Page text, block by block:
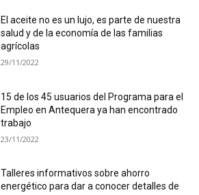
El aceite no es un lujo, es parte de nuestra
salud y de la economía de las familias
agrícolas
29/11/2022
15 de los 45 usuarios del Programa para el
Empleo en Antequera ya han encontrado
trabajo
23/11/2022
Talleres informativos sobre ahorro
energético para dar a conocer detalles de